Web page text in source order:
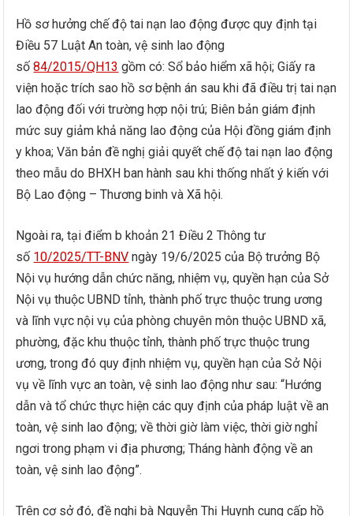
Hồ sơ hưởng chế độ tai nạn lao động được quy định tại
Điều 57 Luật An toàn, vệ sinh lao động
số84/2015/QH13 gồm có: Sổ bảo hiểm xã hội; Giấy ra
viện hoặc trích sao hồ sơ bệnh án sau khi đã điều trị tai nạn
lao động đối với trường hợp nội trú; Biên bản giám định
mức suy giảm khả năng lao động của Hội đồng giám định
y khoa; Văn bản đề nghị giải quyết chế độ tai nạn lao động
theo mẫu do BHXH ban hành sau khi thống nhất ý kiến với
Bộ Lao động – Thương binh và Xã hội.
Ngoài ra, tại điểm b khoản 21 Điều 2 Thông tư
số 10/2025/TT-BNV ngày 19/6/2025 của Bộ trưởng Bộ
Nội vụ hướng dẫn chức năng, nhiệm vụ, quyền hạn của Sở
Nội vụ thuộc UBND tỉnh, thành phố trực thuộc trung ương
và lĩnh vực nội vụ của phòng chuyên môn thuộc UBND xã,
phường, đặc khu thuộc tỉnh, thành phố trực thuộc trung
ương, trong đó quy định nhiệm vụ, quyền hạn của Sở Nội
vụ về lĩnh vực an toàn, vệ sinh lao động như sau: “Hướng
dẫn và tổ chức thực hiện các quy định của pháp luật về an
toàn, vệ sinh lao động; về thời giờ làm việc, thời giờ nghỉ
ngơi trong phạm vi địa phương; Tháng hành động về an
toàn, vệ sinh lao động”.
Trên cơ sở đó, đề nghị bà Nguyễn Thị Huynh cung cấp hồ